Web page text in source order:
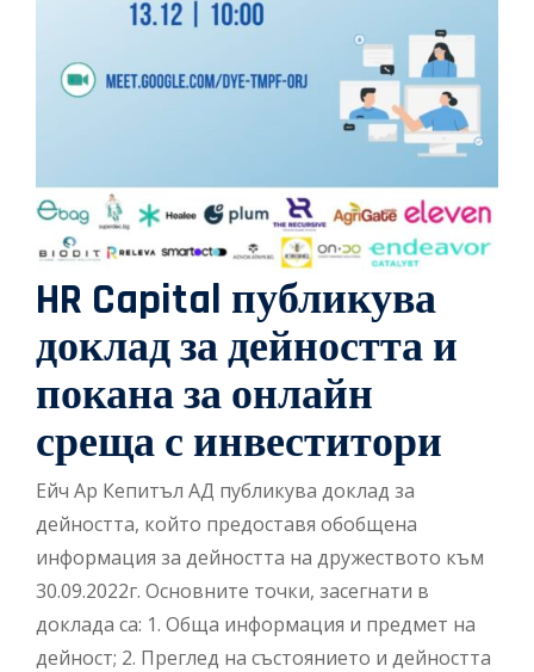
HR Capital публикува
доклад за дейността и
покана за онлайн
среща с инвеститори
Ейч Ар Кепитъл АД публикува доклад за
дейността, който предоставя обобщена
информация за дейността на дружеството към
30.09.2022г. Основните точки, засегнати в
доклада са: 1. Обща информация и предмет на
дейност; 2. Преглед на състоянието и дейността